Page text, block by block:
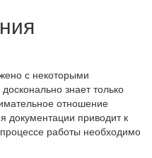
с некоторыми
знает только
отношение
документации приводит к
работы необходимо